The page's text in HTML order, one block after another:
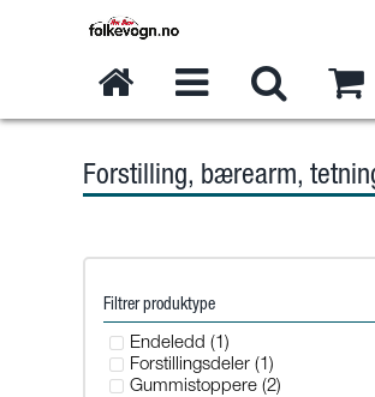
Forstilling, bærearm,
Filtrer produktype
Endeledd (1)
Forstillingsdeler (1)
Gummistoppere (2)